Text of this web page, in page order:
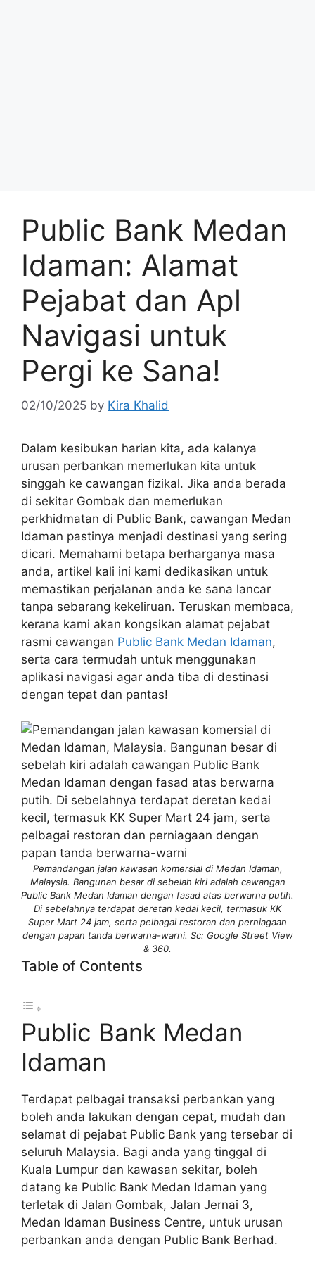
Public Bank Medan
Idaman: Alamat
Pejabat dan Apl
Navigasi untuk
Pergi ke Sana!
02/10/2025 by Kira Khalid
Dalam kesibukan harian kita, ada kalanya
urusan perbankan memerlukan kita untuk
singgah ke cawangan fizikal. Jika anda berada
di sekitar Gombak dan memerlukan
perkhidmatan di Public Bank, cawangan Medan
Idaman pastinya menjadi destinasi yang sering
dicari. Memahami betapa berharganya masa
anda, artikel kali ini kami dedikasikan untuk
memastikan perjalanan anda ke sana lancar
tanpa sebarang kekeliruan. Teruskan membaca,
kerana kami akan kongsikan alamat pejabat
rasmi cawangan Public Bank Medan Idaman,
serta cara termudah untuk menggunakan
aplikasi navigasi agar anda tiba di destinasi
dengan tepat dan pantas!
Pemandangan jalan kawasan komersial di Medan Idaman,
Malaysia. Bangunan besar di sebelah kiri adalah cawangan
Public Bank Medan Idaman dengan fasad atas berwarna putih.
Di sebelahnya terdapat deretan kedai kecil, termasuk KK
Super Mart 24 jam, serta pelbagai restoran dan perniagaan
dengan papan tanda berwarna-warni. Sc: Google Street View
& 360.
Table of Contents
Public Bank Medan
Idaman
Terdapat pelbagai transaksi perbankan yang
boleh anda lakukan dengan cepat, mudah dan
selamat di pejabat Public Bank yang tersebar di
seluruh Malaysia. Bagi anda yang tinggal di
Kuala Lumpur dan kawasan sekitar, boleh
datang ke Public Bank Medan Idaman yang
terletak di Jalan Gombak, Jalan Jernai 3,
Medan Idaman Business Centre, untuk urusan
perbankan anda dengan Public Bank Berhad.